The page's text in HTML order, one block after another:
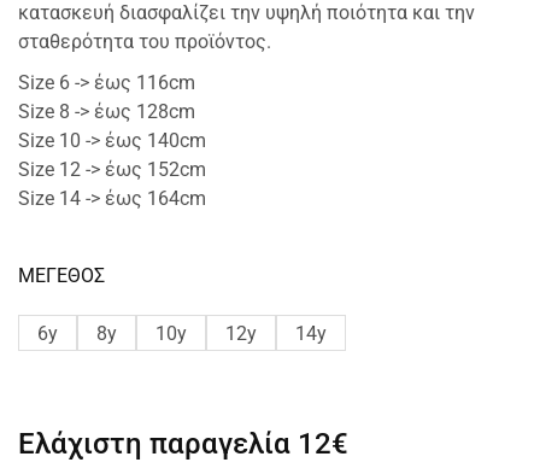
κατασκευή διασφαλίζει την υψηλή ποιότητα και την
σταθερότητα του προϊόντος.
Size 6 -> έως 116cm
Size 8 -> έως 128cm
Size 10 -> έως 140cm
Size 12 -> έως 152cm
Size 14 -> έως 164cm
ΜΕΓΕΘΟΣ
6y 8y 10y 12y 14y
Ελάχιστη παραγελία 12€